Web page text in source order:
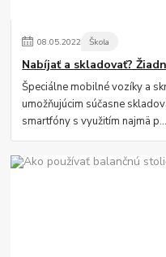
08.05.2022 Škola
Nabíjať a skladovať?
Špeciálne mobilné vozíky a
umožňujúcim súčasne
smartfóny s využitím najmä